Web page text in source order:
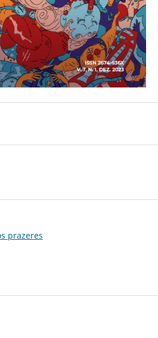
prazeres